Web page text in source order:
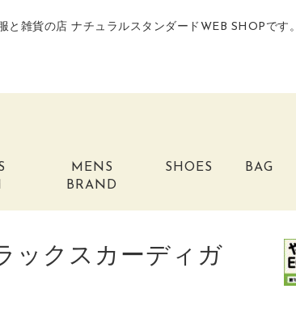
と雑貨の店 ナチュラルスタンダードWEB SHOPです。
MENS
BRAND
SHOES BAG
ックスカーディガ